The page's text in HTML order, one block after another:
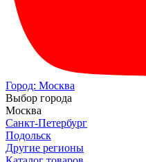
Город: Москва
Выбор города
Москва
Санкт-Петербург
Подольск
Другие регионы